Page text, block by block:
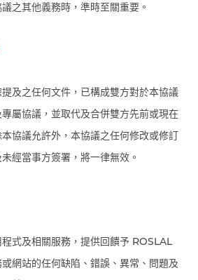
之其他義務時，準時至關重要。
及之任何文件，已構成雙方對於本協議
屬協議，並取代及合併雙方先前或現在
協議允許外，本協議之任何修改或修訂
經當事方簽署，將一律無效。
式及相關服務，提供回饋予 ROSLAL
網站的任何缺陷、錯誤、異常、問題及